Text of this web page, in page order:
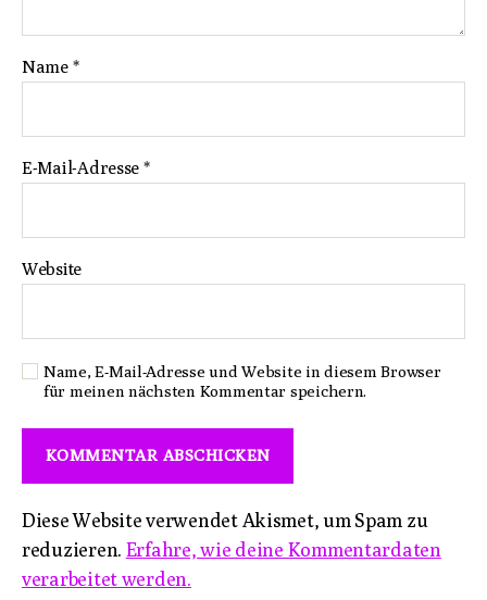
Name *
E-Mail-Adresse *
Website
Name, E-Mail-Adresse und Website in diesem Browser
für meinen nächsten Kommentar speichern.
Diese Website verwendet Akismet, um Spam zu
reduzieren. Erfahre, wie deine Kommentardaten
verarbeitet werden.